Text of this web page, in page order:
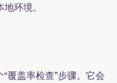
环境。
覆盖率检查”步骤。它会